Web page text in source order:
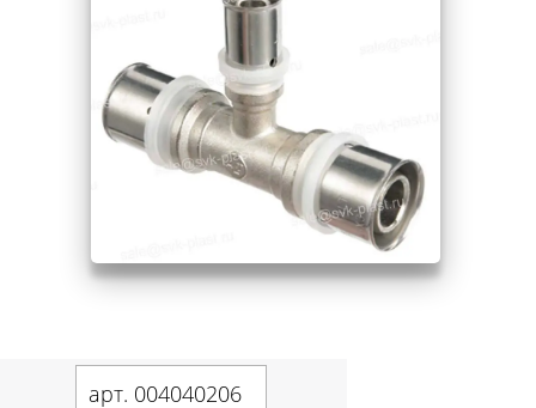
арт. 004040206